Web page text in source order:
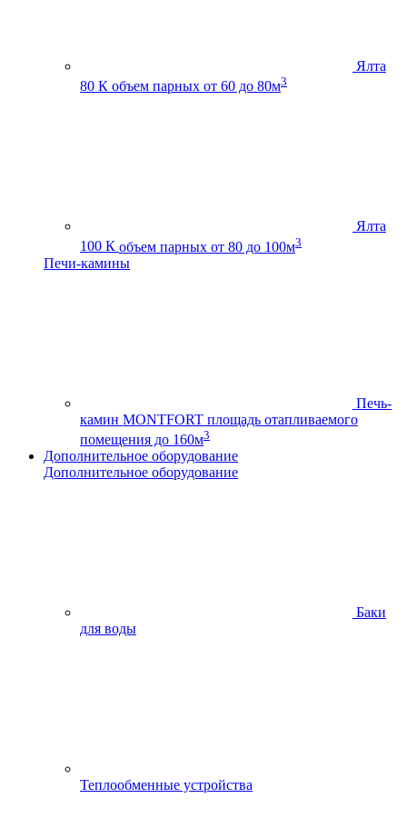
Ялта
80 К объем парных от 60 до 80м3
Ялта
100 К объем парных от 80 до 100м3
Печи-камины
Печь-
камин MONTFORT площадь отапливаемого
помещения до 160м3
Дополнительное оборудование
Дополнительное оборудование
Баки
для воды
Теплообменные устройства